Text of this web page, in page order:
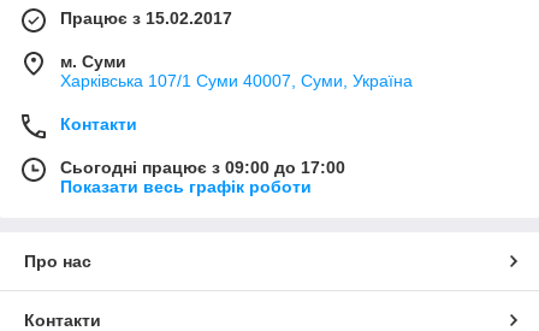
Працює з 15.02.2017
м. Суми
Харківська 107/1 Суми 40007, Суми, Україна
Контакти
Сьогодні працює з 09:00 до 17:00
Показати весь графік роботи
Про нас
Контакти